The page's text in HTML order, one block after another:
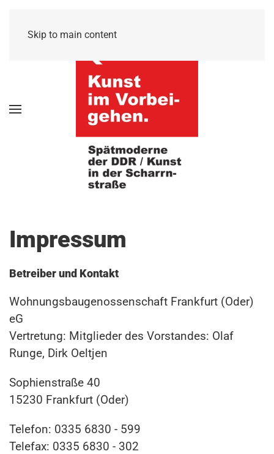
Skip to main content
Impressum
Betreiber und Kontakt
Wohnungsbaugenossenschaft Frankfurt (Oder)
eG
Vertretung: Mitglieder des Vorstandes: Olaf
Runge, Dirk Oeltjen
Sophienstraße 40
15230 Frankfurt (Oder)
Telefon: 0335 6830 - 599
Telefax: 0335 6830 - 302